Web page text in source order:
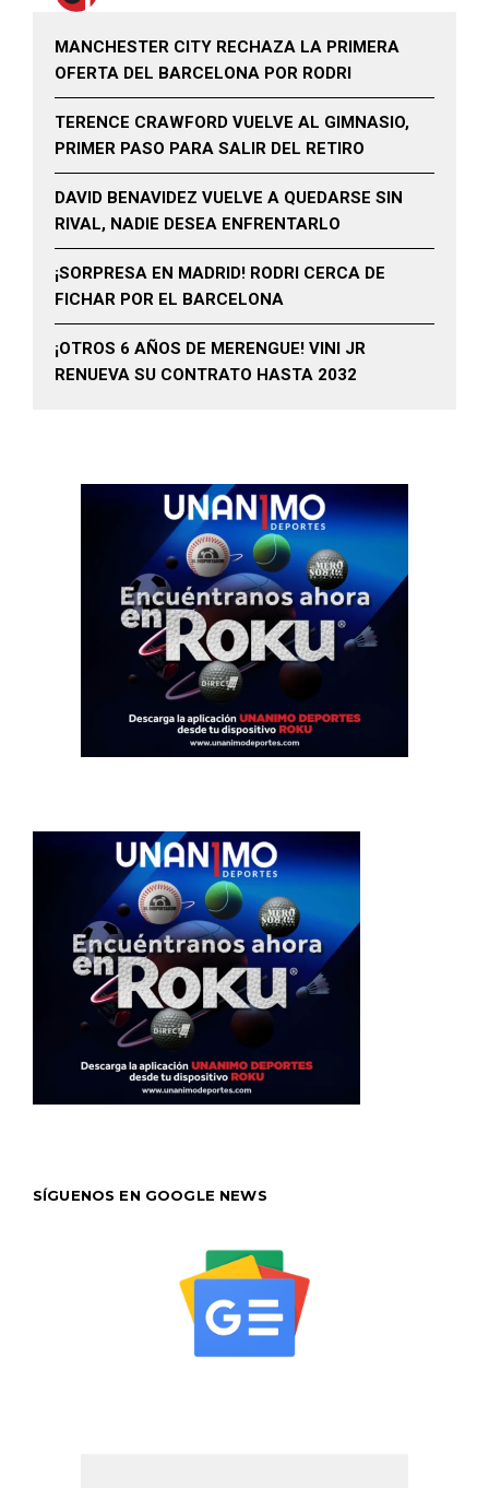
MANCHESTER CITY RECHAZA LA PRIMERA
OFERTA DEL BARCELONA POR RODRI
TERENCE CRAWFORD VUELVE AL GIMNASIO,
PRIMER PASO PARA SALIR DEL RETIRO
DAVID BENAVIDEZ VUELVE A QUEDARSE SIN
RIVAL, NADIE DESEA ENFRENTARLO
¡SORPRESA EN MADRID! RODRI CERCA DE
FICHAR POR EL BARCELONA
¡OTROS 6 AÑOS DE MERENGUE! VINI JR
RENUEVA SU CONTRATO HASTA 2032
SÍGUENOS EN GOOGLE NEWS